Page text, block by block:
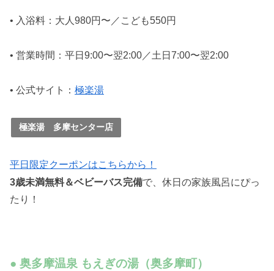
• 入浴料：大人980円〜／こども550円
• 営業時間：平日9:00〜翌2:00／土日7:00〜翌2:00
• 公式サイト： 極楽湯
極楽湯 多摩センター店
平日限定クーポンはこちらから！
3歳未満無料＆ベビーバス完備で、休日の家族風呂にぴっ
たり！
● 奥多摩温泉 もえぎの湯（奥多摩町）